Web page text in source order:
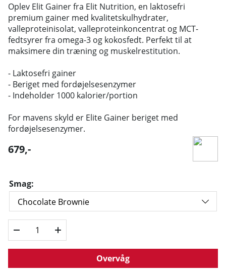
Oplev Elit Gainer fra Elit Nutrition, en laktosefri
premium gainer med kvalitetskulhydrater,
valleproteinisolat, valleproteinkoncentrat og MCT-
fedtsyrer fra omega-3 og kokosfedt. Perfekt til at
maksimere din træning og muskelrestitution.
- Laktosefri gainer
- Beriget med fordøjelsesenzymer
- Indeholder 1000 kalorier/portion
For mavens skyld er Elite Gainer beriget med
fordøjelsesenzymer.
679,-
Smag:
Overvåg